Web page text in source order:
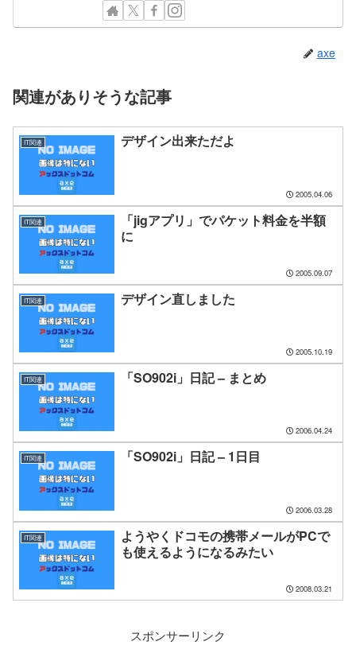
axe
関連がありそうな記事
IT関連 デザイン出来ただよ
2005.04.06
IT関連
「jigアプリ」でパケット料金を半額
に
2005.09.07
IT関連 デザイン直しました
2005.10.19
IT関連 「SO902i」日記 – まとめ
2006.04.24
IT関連 「SO902i」日記 – 1日目
2006.03.28
IT関連
ようやくドコモの携帯メールがPCで
も使えるようになるみたい
2008.03.21
スポンサーリンク